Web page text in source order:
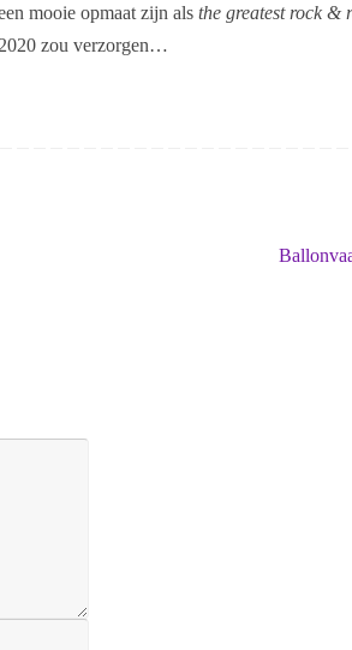
mooie opmaat zijn als the greatest rock &
zou verzorgen…